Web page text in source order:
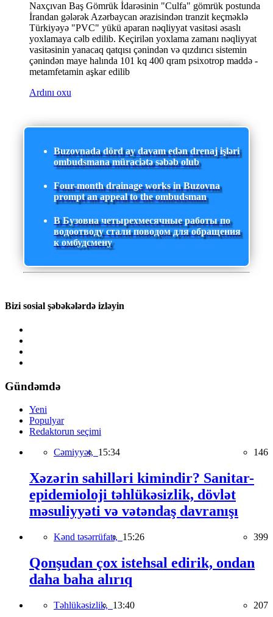
Naxçıvan Baş Gömrük İdarəsinin "Culfa" gömrük postunda
İrandan gələrək Azərbaycan ərazisindən tranzit keçməklə
Türkiyəyə "PVC" yükü aparan nəqliyyat vasitəsi əsaslı
yoxlamaya cəlb edilib. Keçirilən yoxlama zamanı nəqliyyat
vasitəsinin yanacaq qatqısı çənindən və qızdırıcı sistemin
çənindən maye halında 101 kq 400 qram psixotrop maddə -
metamfetamin aşkar edilib
Ardını oxu
Buzovnada dörd ay davam edən drenaj işləri
ombudsmana müraciətə səbəb olub
Four-month drainage works in Buzovna
prompt an appeal to the ombudsman
В Бузовна четырехмесячные работы по
водоотводу стали поводом для обращения
к омбудсмену
Bizi sosial şəbəkələrdə izləyin
Gündəmdə
Yeni
Populyar
Redaktorun seçimi
Cəmiyyət, 15:34 146
Xəzərin sahilləri kimindir? Sanitar-
epidemioloji təhlükəsizlik, dövlət
məsuliyyəti və vətəndaş davranışı
Kənd təsərrüfatı, 15:26 399
Qonşudan çox istehsal edirik, ondan
daha baha alırıq
Təhlükəsizlik, 13:40 207